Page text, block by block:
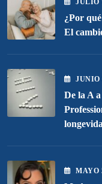
¿Por
El
JUNIO
De la A
MAYO